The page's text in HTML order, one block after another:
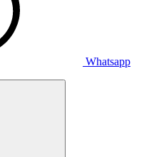
Whatsapp